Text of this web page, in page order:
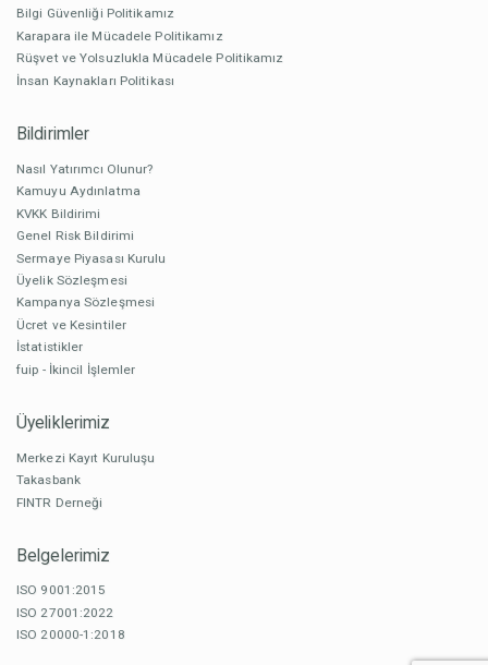
Bilgi Güvenliği Politikamız
Karapara ile Mücadele Politikamız
Rüşvet ve Yolsuzlukla Mücadele Politikamız
İnsan Kaynakları Politikası
Bildirimler
Nasıl Yatırımcı Olunur?
Kamuyu Aydınlatma
KVKK Bildirimi
Genel Risk Bildirimi
Sermaye Piyasası Kurulu
Üyelik Sözleşmesi
Kampanya Sözleşmesi
Ücret ve Kesintiler
İstatistikler
fuip - İkincil İşlemler
Üyeliklerimiz
Merkezi Kayıt Kuruluşu
Takasbank
FINTR Derneği
Belgelerimiz
ISO 9001:2015
ISO 27001:2022
ISO 20000-1:2018